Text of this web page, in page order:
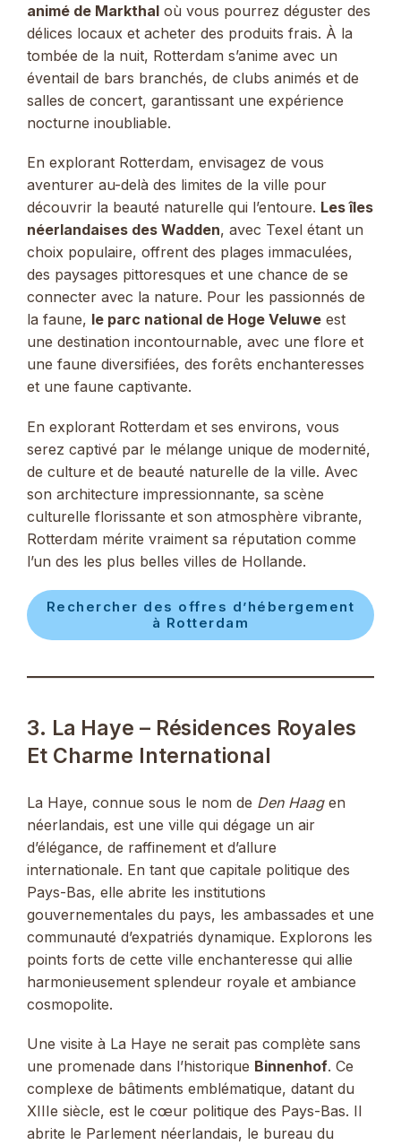
animé de Markthal où vous pourrez déguster des
délices locaux et acheter des produits frais. À la
tombée de la nuit, Rotterdam s’anime avec un
éventail de bars branchés, de clubs animés et de
salles de concert, garantissant une expérience
nocturne inoubliable.
En explorant Rotterdam, envisagez de vous
aventurer au-delà des limites de la ville pour
découvrir la beauté naturelle qui l’entoure. Les îles
néerlandaises des Wadden, avec Texel étant un
choix populaire, offrent des plages immaculées,
des paysages pittoresques et une chance de se
connecter avec la nature. Pour les passionnés de
la faune, le parc national de Hoge Veluwe est
une destination incontournable, avec une flore et
une faune diversifiées, des forêts enchanteresses
et une faune captivante.
En explorant Rotterdam et ses environs, vous
serez captivé par le mélange unique de modernité,
de culture et de beauté naturelle de la ville. Avec
son architecture impressionnante, sa scène
culturelle florissante et son atmosphère vibrante,
Rotterdam mérite vraiment sa réputation comme
l’un des les plus belles villes de Hollande.
Rechercher des offres d’hébergement
à Rotterdam
3. La Haye – Résidences Royales
Et Charme International
La Haye, connue sous le nom de Den Haagen
néerlandais, est une ville qui dégage un air
d’élégance, de raffinement et d’allure
internationale. En tant que capitale politique des
Pays-Bas, elle abrite les institutions
gouvernementales du pays, les ambassades et une
communauté d’expatriés dynamique. Explorons les
points forts de cette ville enchanteresse qui allie
harmonieusement splendeur royale et ambiance
cosmopolite.
Une visite à La Haye ne serait pas complète sans
une promenade dans l’historique Binnenhof. Ce
complexe de bâtiments emblématique, datant du
XIIIe siècle, est le cœur politique des Pays-Bas. Il
abrite le Parlement néerlandais, le bureau du